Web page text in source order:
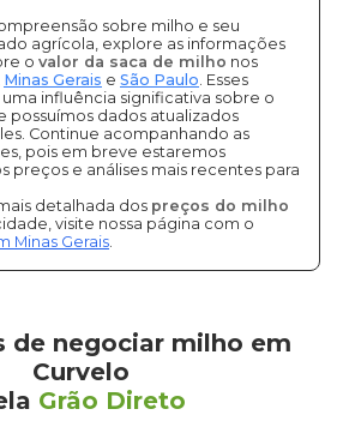
sobre milho e seu
agrícola, explore as informações
o valor da saca de milho nos
Minas Gerais e São Paulo. Esses
influência significativa sobre o
possuímos dados atualizados
Continue acompanhando as
pois em breve estaremos
preços e análises mais recentes para
detalhada dos preços do milho
visite nossa página com o
Minas Gerais.
de negociar milho em
Curvelo
Grão Direto